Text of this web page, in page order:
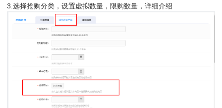
3.选择抢购分类，设置虚拟数量，限购数量，详细介绍